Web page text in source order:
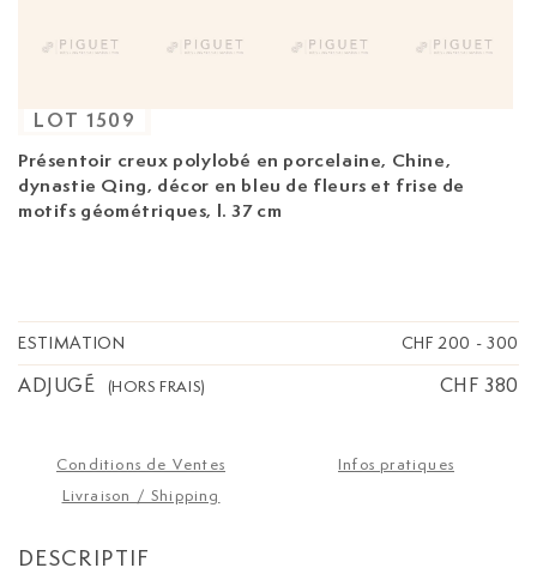
Présentoir creux polylobé en porcelaine, Chine,
dynastie Qing,
motifs géométriques, l. 37 cm
LOT 1509
ESTIMATION CHF 200 - 300
ADJUGÉ (HORS FRAIS) CHF 380
Conditions de Ventes
Infos pratiques
Livraison / Shipping
DESCRIPTIF